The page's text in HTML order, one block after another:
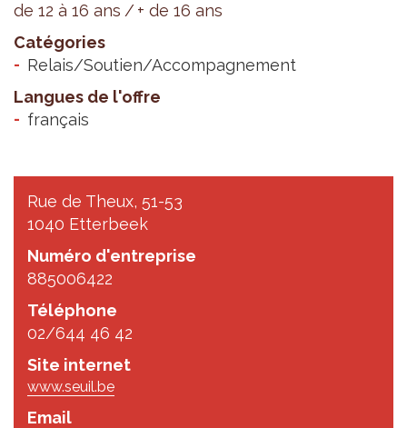
de 12 à 16 ans
+ de 16 ans
Catégories
Relais/Soutien/Accompagnement
Langues de l'offre
français
Rue de Theux, 51-53
1040 Etterbeek
Numéro d'entreprise
885006422
Téléphone
02/644 46 42
Site internet
www.seuil.be
Email